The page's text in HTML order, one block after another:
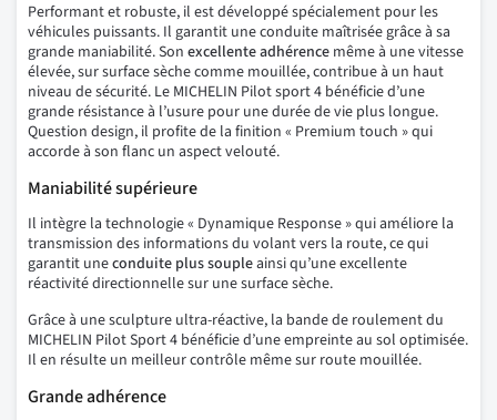
Performant et robuste, il est développé spécialement pour les
véhicules puissants. Il garantit une conduite maîtrisée grâce à sa
grande maniabilité. Son excellente adhérence même à une vitesse
élevée, sur surface sèche comme mouillée, contribue à un haut
niveau de sécurité. Le MICHELIN Pilot sport 4 bénéficie d’une
grande résistance à l’usure pour une durée de vie plus longue.
Question design, il profite de la finition « Premium touch » qui
accorde à son flanc un aspect velouté.
Maniabilité supérieure
Il intègre la technologie « Dynamique Response » qui améliore la
transmission des informations du volant vers la route, ce qui
garantit uneconduite plus soupleainsi qu’une excellente
réactivité directionnelle sur une surface sèche.
Grâce à une sculpture ultra-réactive, la bande de roulement du
MICHELIN Pilot Sport 4 bénéficie d’une empreinte au sol optimisée.
Il en résulte un meilleur contrôle même sur route mouillée.
Grande adhérence